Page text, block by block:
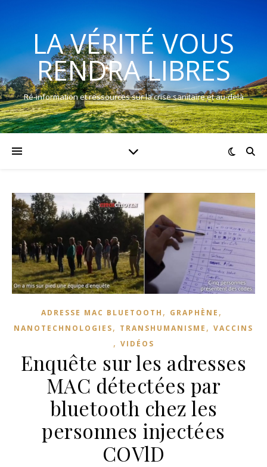
LA VÉRITÉ VOUS
RENDRA LIBRES
Ré-information et ressources sur la crise sanitaire et au-delà
ADRESSE MAC BLUETOOTH , GRAPHÈNE ,
NANOTECHNOLOGIES, TRANSHUMANISME , VACCINS
, VIDÉOS
Enquête sur les adresses
MAC détectées par
bluetooth chez les
personnes injectées
COVlD